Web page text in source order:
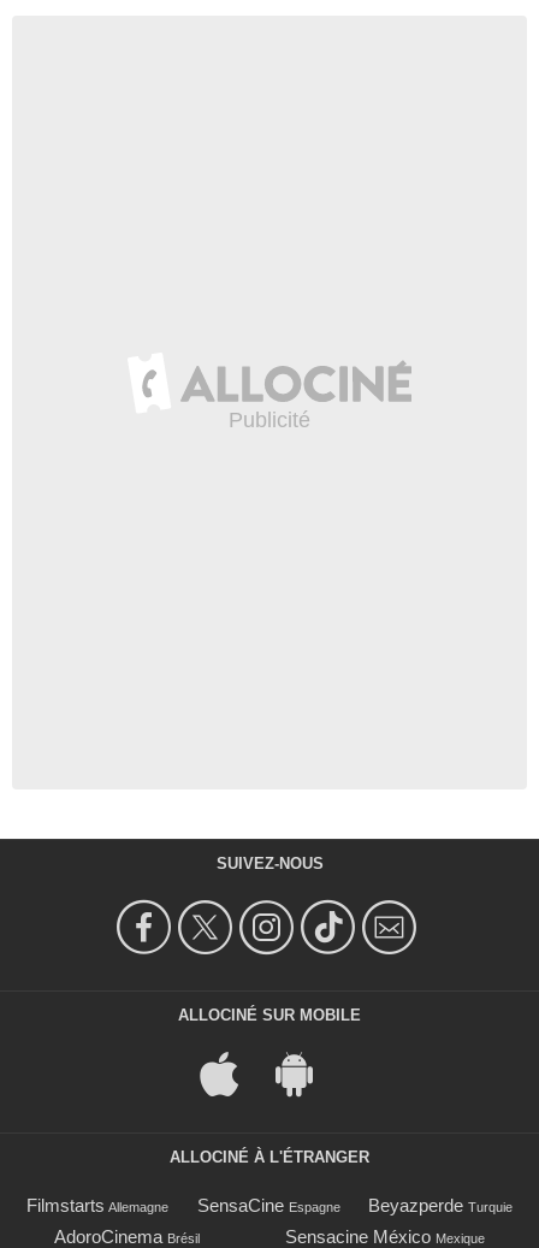
SUIVEZ-NOUS
ALLOCINÉ SUR MOBILE
ALLOCINÉ À L'ÉTRANGER
Filmstarts Allemagne SensaCine Espagne Beyazperde Turquie
AdoroCinema Brésil Sensacine México Mexique